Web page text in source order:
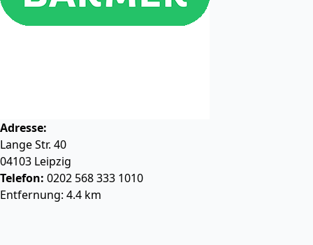
Adresse:
Lange Str. 40
04103 Leipzig
Telefon: 0202 568 333 1010
Entfernung: 4.4 km